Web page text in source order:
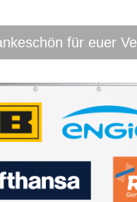
für euer